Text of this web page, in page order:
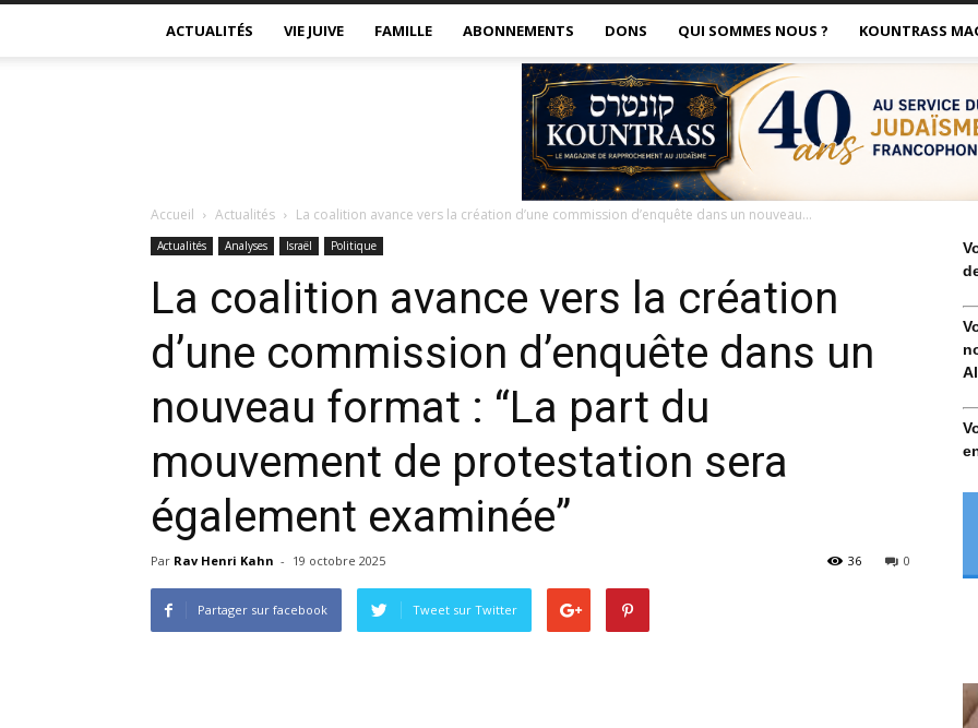
ACTUALITÉS VIE JUIVE FAMILLE ABONNEMENTS DONS QUI SOMMES NOUS ? KOUNTRASS
Accueil Actualités La coalition avance vers la création d’une commission d’enquête dans un nouveau...
Actualités Analyses Israël Politique
La coalition avance vers la création
d’une commission d’enquête dans un
nouveau format : “La part du
mouvement de protestation sera
également examinée”
Par Rav Henri Kahn - 19 octobre 2025 0
36
Partager sur facebook Tweet sur Twitter